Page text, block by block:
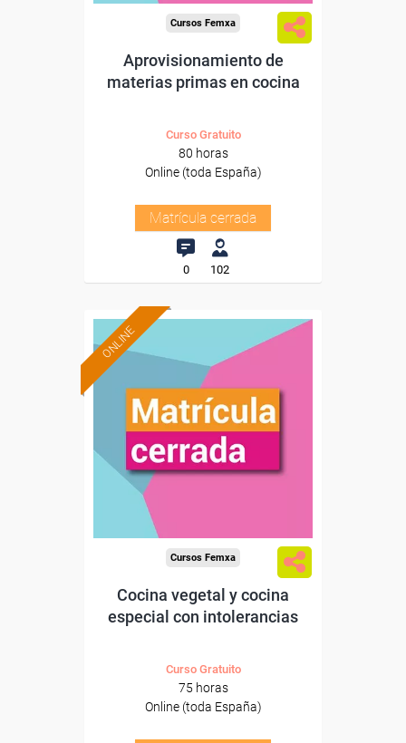
Cursos Femxa
Aprovisionamiento de
materias primas en cocina
Curso Gratuito
80 horas
Online (toda España)
Matrícula cerrada
0 102
ONLINE
Cursos Femxa
Cocina vegetal y cocina
especial con intolerancias
Curso Gratuito
75 horas
Online (toda España)